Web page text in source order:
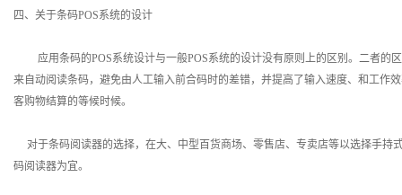
四、关于条码POS系统的设计
应用条码的POS系统设计与一般POS系统的设计没有原则上的区别。二者的
来自动阅读条码，避免由人工输入前合码时的差错，并提高了输入速度、和工作
客购物结算的等候时候。
对于条码阅读器的选择，在大、中型百货商场、零售店、专卖店等以选择手持
码阅读器为宜。